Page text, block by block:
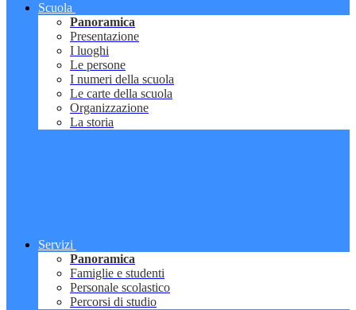
Scuola
Panoramica
Presentazione
I luoghi
Le persone
I numeri della scuola
Le carte della scuola
Organizzazione
La storia
Servizi
Panoramica
Famiglie e studenti
Personale scolastico
Percorsi di studio